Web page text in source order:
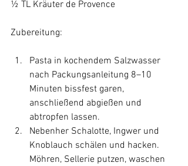
½ TL Kräuter de Provence
Pasta in kochendem Salzwasser
nach Packungsanleitung 8–10
Minuten bissfest garen,
anschließend abgießen und
abtropfen lassen.
Nebenher Schalotte, Ingwer und
Knoblauch schälen und hacken.
Möhren, Sellerie putzen, waschen